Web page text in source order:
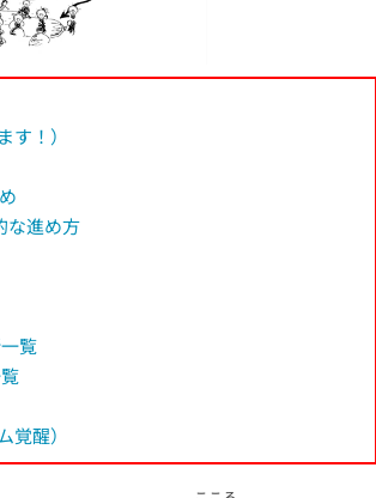
！）
な進め方
覧
醒）